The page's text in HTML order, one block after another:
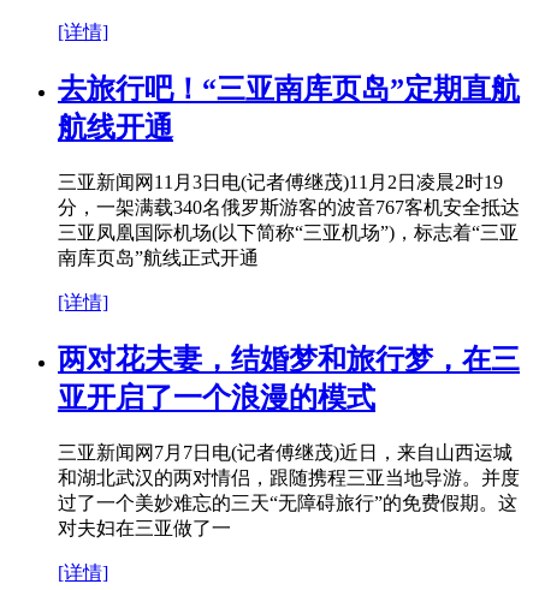
[详情]
去旅行吧！“三亚南库页岛”定期直航
航线开通
三亚新闻网11月3日电(记者傅继茂)11月2日凌晨2时19
分，一架满载340名俄罗斯游客的波音767客机安全抵达
三亚凤凰国际机场(以下简称“三亚机场”)，标志着“三亚
南库页岛”航线正式开通
[详情]
两对花夫妻，结婚梦和旅行梦，在三
亚开启了一个浪漫的模式
三亚新闻网7月7日电(记者傅继茂)近日，来自山西运城
和湖北武汉的两对情侣，跟随携程三亚当地导游。并度
过了一个美妙难忘的三天“无障碍旅行”的免费假期。这
对夫妇在三亚做了一
[详情]